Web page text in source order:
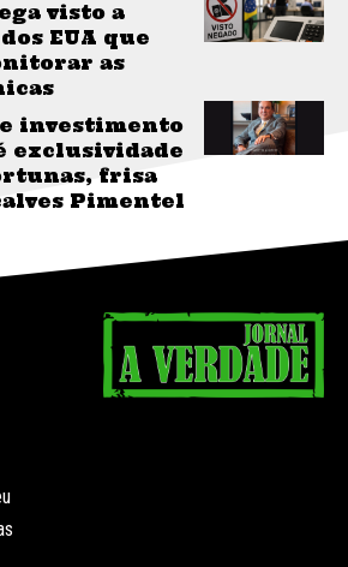
visto a
EUA que
as
investimento
exclusividade
frisa
Pimentel